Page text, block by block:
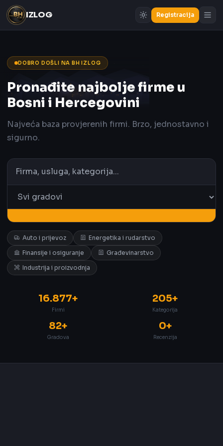
IZLOG Registracija
DOBRO DOŠLI NA BH IZLOG
Pronađite najbolje firme u
Bosni i Hercegovini
Najveća baza provjerenih firmi. Brzo, jednostavno i
sigurno.
Auto i prijevoz
Energetika i rudarstvo
Finansije i osiguranje
Građevinarstvo
Industrija i proizvodnja
16.877+
Firmi
205+
Kategorija
82+
Gradova
0+
Recenzija